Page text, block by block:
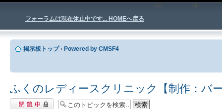
フォーラムは現在休止中です... HOMEへ戻る
sp;
掲示板トップ ‹ Powered by CMSF4
ふくのレディースクリニック【制作：バ
閉鎖中トピック